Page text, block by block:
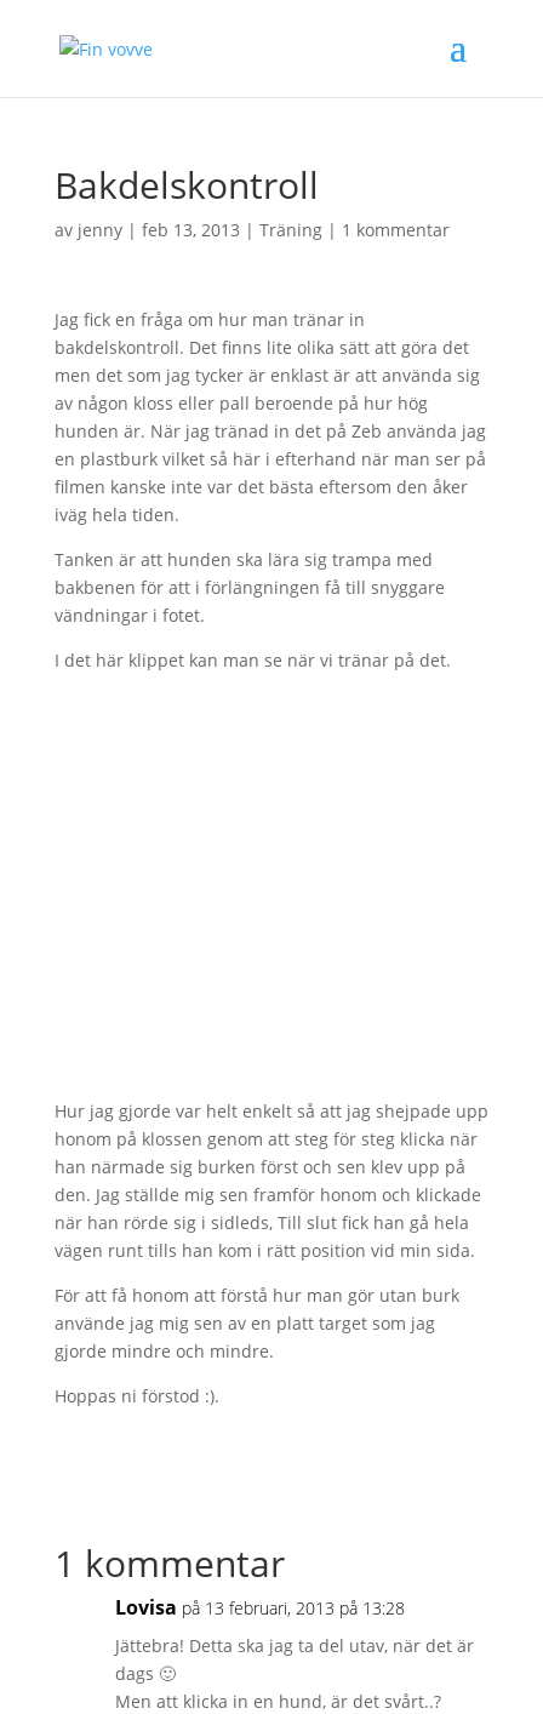
Bakdelskontroll
av jenny| feb 13, 2013 | Träning| 1 kommentar
Jag fick en fråga om hur man tränar in
bakdelskontroll. Det finns lite olika sätt att göra det
men det som jag tycker är enklast är att använda sig
av någon kloss eller pall beroende på hur hög
hunden är. När jag tränad in det på Zeb använda jag
en plastburk vilket så här i efterhand när man ser på
filmen kanske inte var det bästa eftersom den åker
iväg hela tiden.
Tanken är att hunden ska lära sig trampa med
bakbenen för att i förlängningen få till snyggare
vändningar i fotet.
I det här klippet kan man se när vi tränar på det.
Hur jag gjorde var helt enkelt så att jag shejpade upp
honom på klossen genom att steg för steg klicka när
han närmade sig burken först och sen klev upp på
den. Jag ställde mig sen framför honom och klickade
när han rörde sig i sidleds, Till slut fick han gå hela
vägen runt tills han kom i rätt position vid min sida.
För att få honom att förstå hur man gör utan burk
använde jag mig sen av en platt target som jag
gjorde mindre och mindre.
Hoppas ni förstod :).
1 kommentar
Lovisa på 13 februari, 2013 på 13:28
Jättebra! Detta ska jag ta del utav, när det är
dags 🙂
Men att klicka in en hund, är det svårt..?